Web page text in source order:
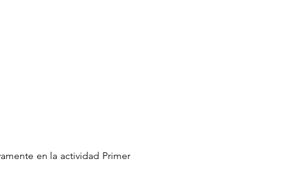
en la actividad Primer